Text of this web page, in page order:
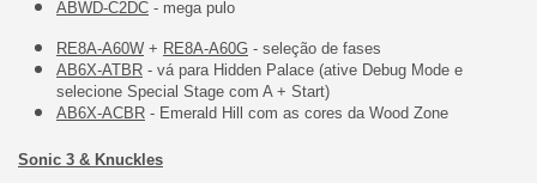
ABWD-C2DC- mega pulo
RE8A-A60W+ RE8A-A60G- seleção de fases
AB6X-ATBR- vá para Hidden Palace (ative Debug Mode e
selecione Special Stage com A + Start)
AB6X-ACBR- Emerald Hill com as cores da Wood Zone
Sonic 3 & Knuckles